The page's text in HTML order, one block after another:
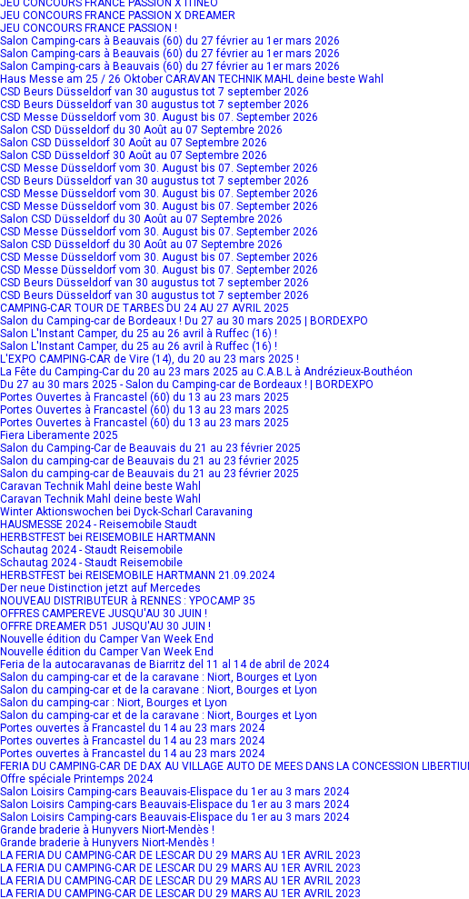
JEU CONCOURS FRANCE PASSION X DREAMER
JEU CONCOURS FRANCE PASSION !
Salon Camping-cars à Beauvais (60) du 27 février au 1er mars 2026
Salon Camping-cars à Beauvais (60) du 27 février au 1er mars 2026
Salon Camping-cars à Beauvais (60) du 27 février au 1er mars 2026
Haus Messe am 25 / 26 Oktober CARAVAN TECHNIK MAHL deine beste Wahl
CSD Beurs Düsseldorf van 30 augustus tot 7 september 2026
CSD Beurs Düsseldorf van 30 augustus tot 7 september 2026
CSD Messe Düsseldorf vom 30. August bis 07. September 2026
Salon CSD Düsseldorf du 30 Août au 07 Septembre 2026
Salon CSD Düsseldorf 30 Août au 07 Septembre 2026
Salon CSD Düsseldorf 30 Août au 07 Septembre 2026
CSD Messe Düsseldorf vom 30. August bis 07. September 2026
CSD Beurs Düsseldorf van 30 augustus tot 7 september 2026
CSD Messe Düsseldorf vom 30. August bis 07. September 2026
CSD Messe Düsseldorf vom 30. August bis 07. September 2026
Salon CSD Düsseldorf du 30 Août au 07 Septembre 2026
CSD Messe Düsseldorf vom 30. August bis 07. September 2026
Salon CSD Düsseldorf du 30 Août au 07 Septembre 2026
CSD Messe Düsseldorf vom 30. August bis 07. September 2026
CSD Messe Düsseldorf vom 30. August bis 07. September 2026
CSD Beurs Düsseldorf van 30 augustus tot 7 september 2026
CSD Beurs Düsseldorf van 30 augustus tot 7 september 2026
CAMPING-CAR TOUR DE TARBES DU 24 AU 27 AVRIL 2025
Salon du Camping-car de Bordeaux ! Du 27 au 30 mars 2025 | BORDEXPO
Salon L'Instant Camper, du 25 au 26 avril à Ruffec (16) !
Salon L'Instant Camper, du 25 au 26 avril à Ruffec (16) !
L'EXPO CAMPING-CAR de Vire (14), du 20 au 23 mars 2025 !
La Fête du Camping-Car du 20 au 23 mars 2025 au C.A.B.L à Andrézieux-Bouthéon
Du 27 au 30 mars 2025 - Salon du Camping-car de Bordeaux ! | BORDEXPO
Portes Ouvertes à Francastel (60) du 13 au 23 mars 2025
Portes Ouvertes à Francastel (60) du 13 au 23 mars 2025
Portes Ouvertes à Francastel (60) du 13 au 23 mars 2025
Fiera Liberamente 2025
Salon du Camping-Car de Beauvais du 21 au 23 février 2025
Salon du camping-car de Beauvais du 21 au 23 février 2025
Salon du camping-car de Beauvais du 21 au 23 février 2025
Caravan Technik Mahl deine beste Wahl
Caravan Technik Mahl deine beste Wahl
Winter Aktionswochen bei Dyck-Scharl Caravaning
HAUSMESSE 2024 - Reisemobile Staudt
HERBSTFEST bei REISEMOBILE HARTMANN
Schautag 2024 - Staudt Reisemobile
Schautag 2024 - Staudt Reisemobile
HERBSTFEST bei REISEMOBILE HARTMANN 21.09.2024
Der neue Distinction jetzt auf Mercedes
NOUVEAU DISTRIBUTEUR à RENNES : YPOCAMP 35
OFFRES CAMPEREVE JUSQU'AU 30 JUIN !
OFFRE DREAMER D51 JUSQU'AU 30 JUIN !
Nouvelle édition du Camper Van Week End
Nouvelle édition du Camper Van Week End
Feria de la autocaravanas de Biarritz del 11 al 14 de abril de 2024
Salon du camping-car et de la caravane : Niort, Bourges et Lyon
Salon du camping-car et de la caravane : Niort, Bourges et Lyon
Salon du camping-car : Niort, Bourges et Lyon
Salon du camping-car et de la caravane : Niort, Bourges et Lyon
Portes ouvertes à Francastel du 14 au 23 mars 2024
Portes ouvertes à Francastel du 14 au 23 mars 2024
Portes ouvertes à Francastel du 14 au 23 mars 2024
FERIA DU CAMPING-CAR DE DAX AU VILLAGE AUTO DE MEES DANS LA CONCESSION
Offre spéciale Printemps 2024
Salon Loisirs Camping-cars Beauvais-Elispace du 1er au 3 mars 2024
Salon Loisirs Camping-cars Beauvais-Elispace du 1er au 3 mars 2024
Salon Loisirs Camping-cars Beauvais-Elispace du 1er au 3 mars 2024
Grande braderie à Hunyvers Niort-Mendès !
Grande braderie à Hunyvers Niort-Mendès !
LA FERIA DU CAMPING-CAR DE LESCAR DU 29 MARS AU 1ER AVRIL 2023
LA FERIA DU CAMPING-CAR DE LESCAR DU 29 MARS AU 1ER AVRIL 2023
LA FERIA DU CAMPING-CAR DE LESCAR DU 29 MARS AU 1ER AVRIL 2023
LA FERIA DU CAMPING-CAR DE LESCAR DU 29 MARS AU 1ER AVRIL 2023